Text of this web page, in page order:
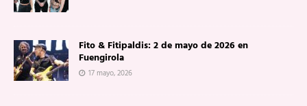
Fito & Fitipaldis: 2 de mayo de 2026 en
Fuengirola
17 mayo, 2026